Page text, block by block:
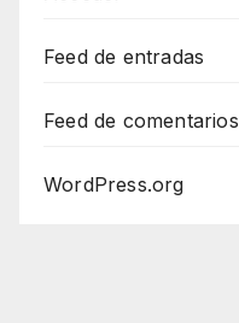
Feed de entradas
Feed de comentarios
WordPress.org